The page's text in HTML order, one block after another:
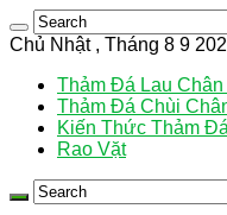
Chủ Nhật , Tháng 8 9
Thảm Đá Lau
Thảm Đá Chùi
Kiến Thức Thảm
Rao Vặt